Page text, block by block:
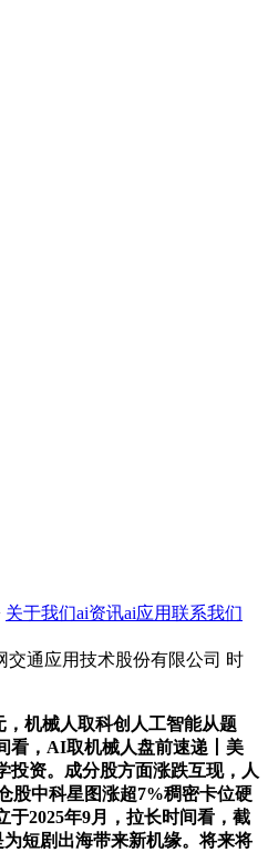
关于我们ai资讯ai应用联系我们
交通应用技术股份有限公司 时
机械人取科创人工智能从题
看，AI取机械人盘前速递丨美
投资。成分股方面涨跌互现，人
股中科星图涨超7%稠密卡位硬
于2025年9月，拉长时间看，截
短剧出海带来新机缘。将来将